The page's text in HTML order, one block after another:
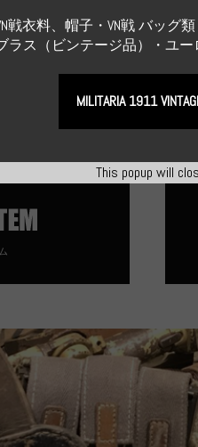
ス
...
Original Uniform WH WWII
ットン製作業服 下士
¥286,000 （税込）
This popup will
戦衣料、帽子・VN戦 バッグ
ブラス（ビンテージ品）・ユ
MILITARIA 1911